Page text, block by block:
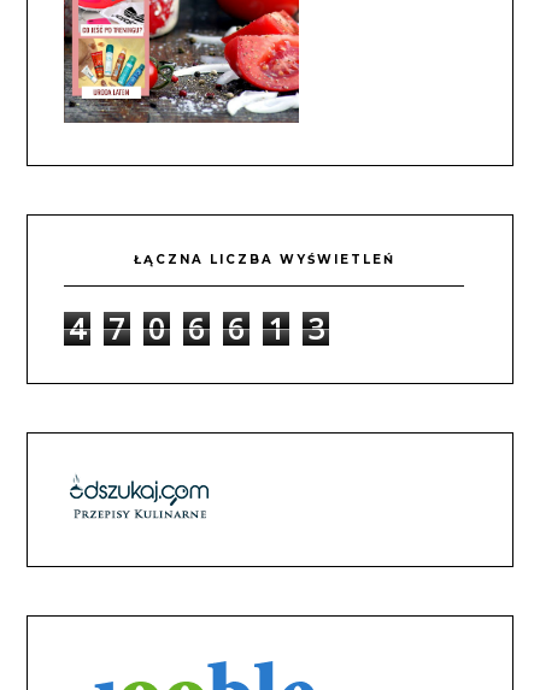
ŁĄCZNA LICZBA WYŚWIETLEŃ
4 7 0 6 6 1 3